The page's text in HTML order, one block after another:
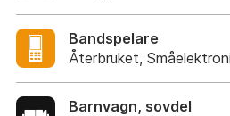
Bandspelare
Återbruket,
Barnvagn, sovdel